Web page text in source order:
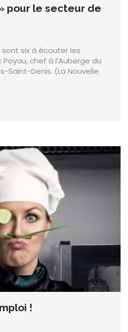
pour le secteur de
six à écouter les
chef à l’Auberge du
Saint-Denis. (La Nouvelle
!